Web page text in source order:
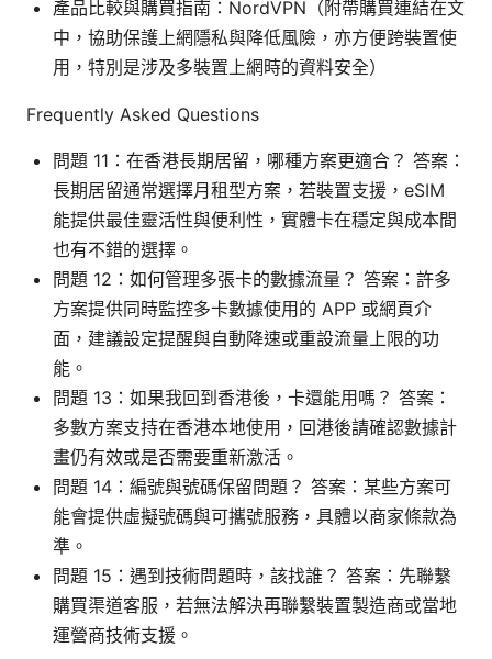
產品比較與購買指南：NordVPN（附帶購買連結在文
中，協助保護上網隱私與降低風險，亦方便跨裝置使
用，特別是涉及多裝置上網時的資料安全）
Frequently Asked Questions
問題 11：在香港長期居留，哪種方案更適合？ 答案：
長期居留通常選擇月租型方案，若裝置支援，eSIM
能提供最佳靈活性與便利性，實體卡在穩定與成本間
也有不錯的選擇。
問題 12：如何管理多張卡的數據流量？ 答案：許多
方案提供同時監控多卡數據使用的 APP 或網頁介
面，建議設定提醒與自動降速或重設流量上限的功
能。
問題 13：如果我回到香港後，卡還能用嗎？ 答案：
多數方案支持在香港本地使用，回港後請確認數據計
畫仍有效或是否需要重新激活。
問題 14：編號與號碼保留問題？ 答案：某些方案可
能會提供虛擬號碼與可攜號服務，具體以商家條款為
準。
問題 15：遇到技術問題時，該找誰？ 答案：先聯繫
購買渠道客服，若無法解決再聯繫裝置製造商或當地
運營商技術支援。